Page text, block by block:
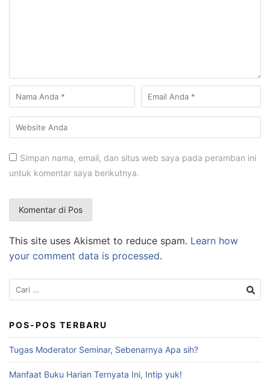
Simpan nama, email, dan situs web saya pada peramban ini
untuk komentar saya berikutnya.
This site uses Akismet to reduce spam. Learn how
your comment data is processed.
POS-POS TERBARU
Tugas Moderator Seminar, Sebenarnya Apa sih?
Manfaat Buku Harian Ternyata Ini, Intip yuk!